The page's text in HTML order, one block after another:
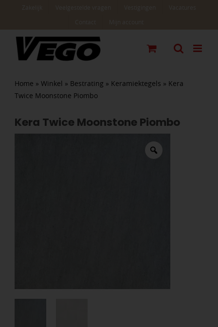
Home » Winkel » Bestrating » Keramiektegels » Kera
Twice Moonstone Piombo
Kera Twice Moonstone Piombo